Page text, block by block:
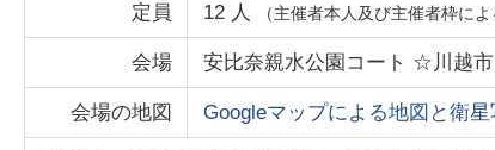
定員 12 人 （主催者本人及び主催者枠によ
会場 安比奈親水公園コート ☆川越
会場の地図 Googleマップによる地図と衛星